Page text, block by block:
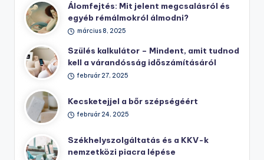
Álomfejtés: Mit jelent megcsalásról és
egyéb rémálmokról álmodni?
március 8, 2025
Szülés kalkulátor – Mindent, amit tudnod
kell a várandósság időszámításáról
február 27, 2025
Kecsketejjel a bőr szépségéért
február 24, 2025
Székhelyszolgáltatás és a KKV-k
nemzetközi piacra lépése